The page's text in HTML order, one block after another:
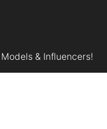
& Influencers!